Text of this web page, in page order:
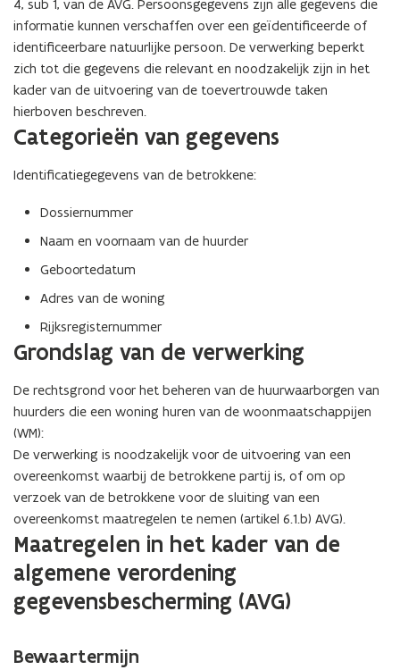
4, sub 1, van de AVG. Persoonsgegevens zijn alle gegevens die
informatie kunnen verschaffen over een geïdentificeerde of
identificeerbare natuurlijke persoon. De verwerking beperkt
zich tot die gegevens die relevant en noodzakelijk zijn in het
kader van de uitvoering van de toevertrouwde taken
hierboven beschreven.
Categorieën van gegevens
Identificatiegegevens van de betrokkene:
Dossiernummer
Naam en voornaam van de huurder
Geboortedatum
Adres van de woning
Rijksregisternummer
Grondslag van de verwerking
De rechtsgrond voor het beheren van de huurwaarborgen van
huurders die een woning huren van de woonmaatschappijen
(WM):
De verwerking is noodzakelijk voor de uitvoering van een
overeenkomst waarbij de betrokkene partij is, of om op
verzoek van de betrokkene voor de sluiting van een
overeenkomst maatregelen te nemen (artikel 6.1.b) AVG).
Maatregelen in het kader van de
algemene verordening
gegevensbescherming (AVG)
Bewaartermijn